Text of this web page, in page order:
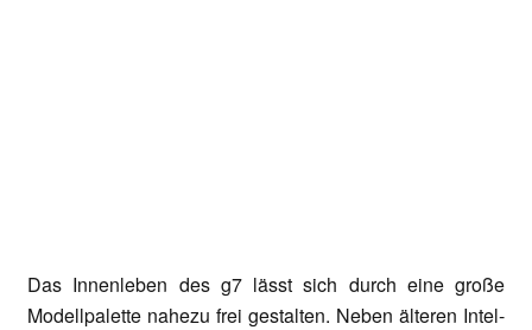
Das Innenleben des g7 lässt sich durch eine große
Modellpalette nahezu frei gestalten. Neben älteren Intel-